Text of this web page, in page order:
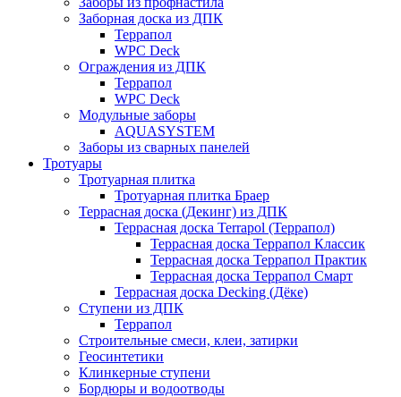
Заборная доска из ДПК
Террапол
WPC Deck
Ограждения из ДПК
Террапол
WPC Deck
Модульные заборы
AQUASYSTEM
Заборы из сварных панелей
Тротуары
Тротуарная плитка
Тротуарная плитка Браер
Террасная доска (Декинг) из ДПК
Террасная доска Terrapol (Террапол)
Террасная доска Террапол Классик
Террасная доска Террапол Практик
Террасная доска Террапол Смарт
Террасная доска Decking (Дёке)
Ступени из ДПК
Террапол
Строительные смеси, клеи, затирки
Геосинтетики
Клинкерные ступени
Бордюры и водоотводы